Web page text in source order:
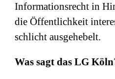
Informationsrecht in
die Öffentlichkeit
schlicht ausgehebelt.
Was sagt das LG